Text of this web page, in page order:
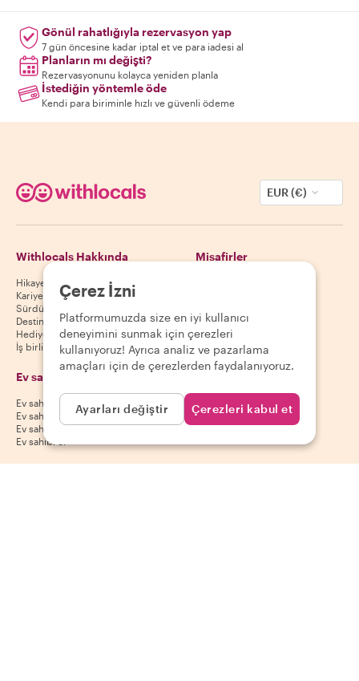
Gönül rahatlığıyla rezervasyon yap
7 gün öncesine kadar iptal et ve para iadesi al
Planların mı değişti?
Rezervasyonunu kolayca yeniden planla
İstediğin yöntemle öde
Kendi para biriminle hızlı ve güvenli ödeme
EUR (€)
Withlocals Hakkında
Hikayemiz
Kariyer
Sürdürülebilirlik
Destinasyonlar
Hediye kuponları
İş birliği yap
Misafirler
Ev sahipleri
Ev sahibi yardım merkezi
Ev sahibi iptal politikası
Ev sahibi kullanım koşulları
Ev sahibi ol
Uygulamamızı indir
App Store
Google Play Store
Çerez İzni
Platformumuzda size en iyi kullanıcı
deneyimini sunmak için çerezleri
kullanıyoruz! Ayrıca analiz ve pazarlama
amaçları için de çerezlerden faydalanıyoruz.
Ayarları değiştir Çerezleri kabul et